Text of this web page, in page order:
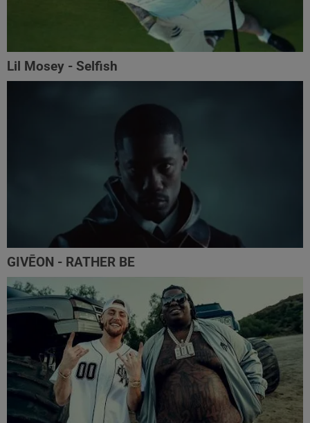
Lil Mosey - Selfish
GIVĒON - RATHER BE